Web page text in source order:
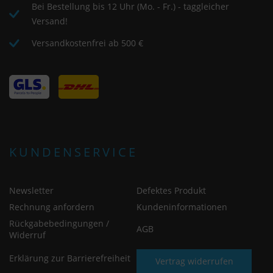
Bei Bestellung bis 12 Uhr (Mo. - Fr.) - taggleicher
Versand!
Versandkostenfrei ab 500 €
KUNDENSERVICE
Newsletter
Defektes Produkt
Rechnung anfordern
Kundeninformationen
Rückgabebedingungen /
Widerruf
AGB
Erklärung zur Barrierefreiheit Vertrag widerrufen